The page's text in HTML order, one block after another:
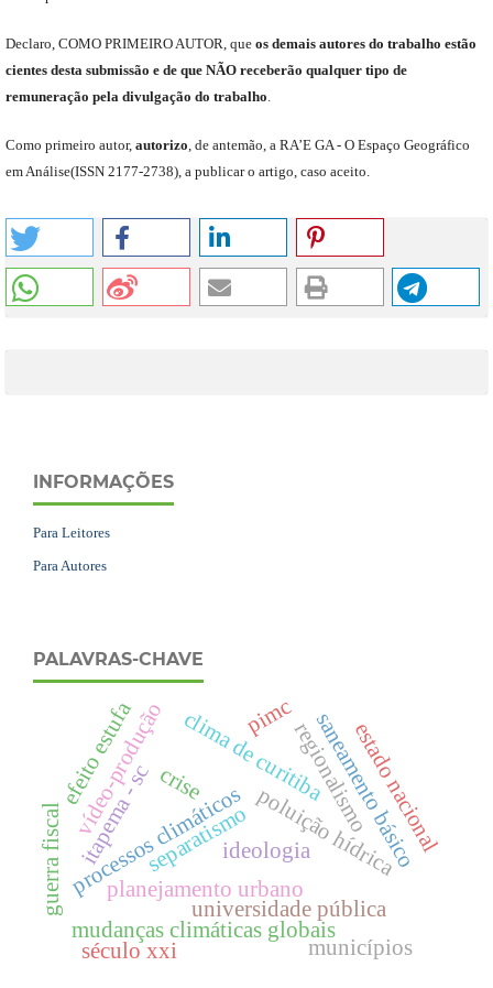
Declaro, COMO PRIMEIRO AUTOR,que os demais autores do trabalho estão
cientes desta submissão e de que NÃOreceberão qualquer tipo de
remuneração pela divulgação do trabalho.
Como primeiro autor, autorizo, de antemão, a RA’E GA - O Espaço Geográfico
em Análise(ISSN 2177-2738), a publicar o artigo, caso aceito.
INFORMAÇÕES
Para Leitores
Para Autores
PALAVRAS-CHAVE
planejamento urbano
ideologia
processos climáticospoluição hídrica
saneamento básico
universidade pública
regionalismo
separatismo
clima de curitiba
crise estado nacional
guerra fiscalitapema - sc
vídeo-produção
efeito estufa
mudanças climáticas globais
pimc
municípios
século xxi